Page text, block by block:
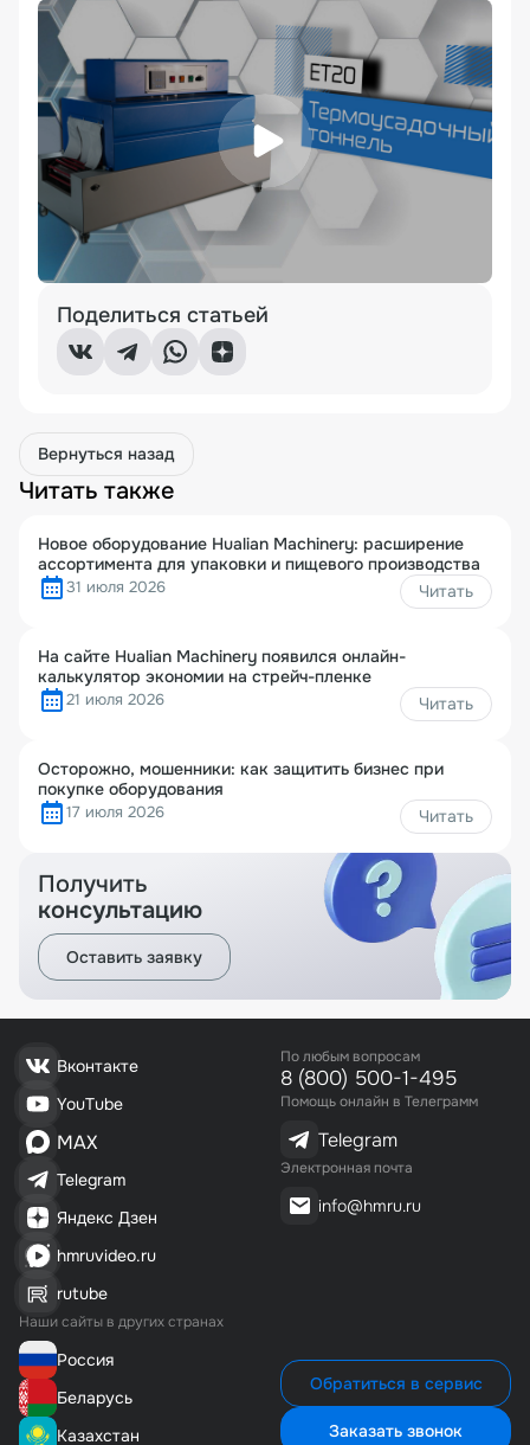
Поделиться статьей
Вернуться назад
Читать также
Новое оборудование Hualian Machinery: расширение
ассортимента для упаковки и пищевого производства
31 июля 2026 Читать
На сайте Hualian Machinery появился онлайн-
калькулятор экономии на стрейч-пленке
21 июля 2026 Читать
Осторожно, мошенники: как защитить бизнес при
покупке оборудования
17 июля 2026 Читать
Получить
консультацию
Оставить заявку
Вконтакте
YouTube
MAX
Telegram
Яндекс Дзен
hmruvideo.ru
rutube
Наши сайты в других странах
Россия
Беларусь
Казахстан
По любым вопросам
8 (800) 500-1-495
Помощь онлайн в Телеграмм
Telegram
Электронная почта
info@hmru.ru
Обратиться в сервис
Заказать звонок